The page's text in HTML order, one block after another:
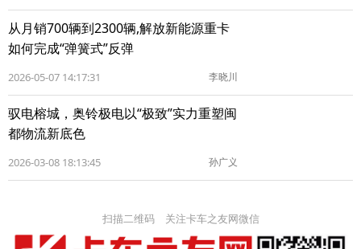
从月销700辆到2300辆,解放新能源重卡
如何完成“弹簧式”反弹
2026-05-07 14:17:31 李晓川
驭电榕城，奥铃极电以“极致”实力重塑闽
都物流新底色
2026-03-08 18:13:45 孙广义
扫描二维码 关注卡车之友网微信